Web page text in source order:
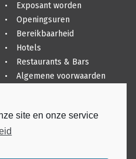
Exposant worden
Openingsuren
Bereikbaarheid
Hotels
Restaurants & Bars
Algemene voorwaarden
site en onze service